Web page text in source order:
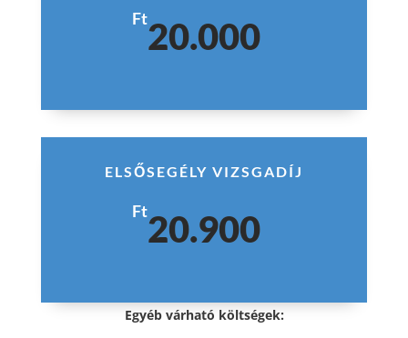
Ft20.000
ELSŐSEGÉLY VIZSGADÍJ
Ft20.900
Egyéb várható költségek: